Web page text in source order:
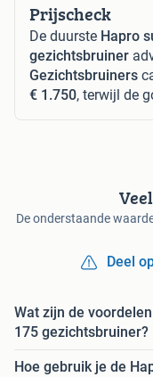
Prijscheck
De duurste Hapro
gezichtsbruiner
Gezichtsbruiners
€ 1.750, terwijl de
De onderstaande
Deel
Wat zijn de
175 gezichtsbruiner?
Hoe gebruik je de